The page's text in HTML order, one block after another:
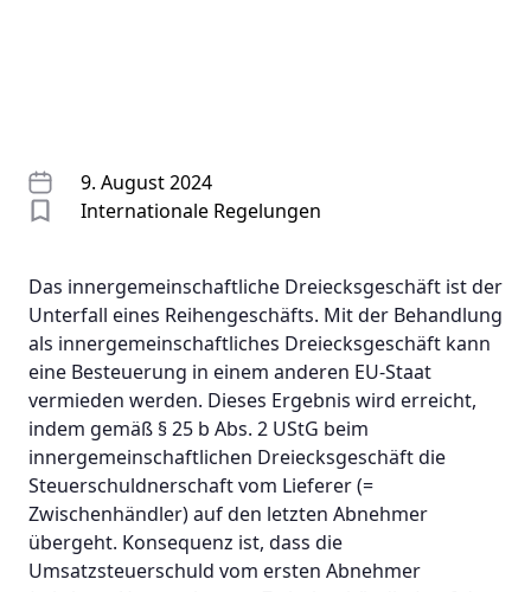
9. August 2024
Internationale Regelungen
Das innergemeinschaftliche Dreiecksgeschäft ist der
Unterfall eines Reihengeschäfts. Mit der Behandlung
als innergemeinschaftliches Dreiecksgeschäft kann
eine Besteuerung in einem anderen EU-Staat
vermieden werden. Dieses Ergebnis wird erreicht,
indem gemäß § 25 b Abs. 2 UStG beim
innergemeinschaftlichen Dreiecksgeschäft die
Steuerschuldnerschaft vom Lieferer (=
Zwischenhändler) auf den letzten Abnehmer
übergeht. Konsequenz ist, dass die
Umsatzsteuerschuld vom ersten Abnehmer